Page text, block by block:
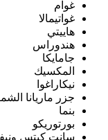
غوام
غواتيمالا
هاييتي
هندوراس
جامايكا
المكسيك
نيكاراغوا
جزر ماريانا
بنما
بورتوريكو
سانت كيتس